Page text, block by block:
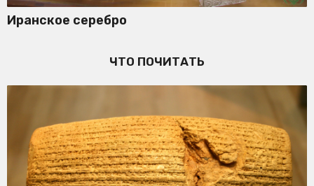
Иранское серебро
ЧТО ПОЧИТАТЬ